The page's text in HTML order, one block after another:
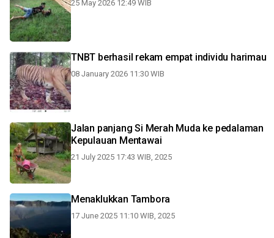
25 May 2026 12:49 WIB
TNBT berhasil rekam empat individu harimau
08 January 2026 11:30 WIB
Jalan panjang Si Merah Muda ke pedalaman
Kepulauan Mentawai
21 July 2025 17:43 WIB, 2025
Menaklukkan Tambora
17 June 2025 11:10 WIB, 2025